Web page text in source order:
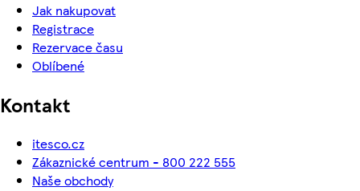
Jak nakupovat
Registrace
Rezervace času
Oblíbené
Kontakt
itesco.cz
Zákaznické centrum - 800 222 555
Naše obchody